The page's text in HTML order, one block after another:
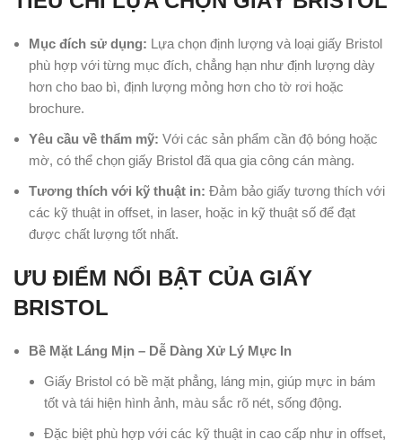
Mục đích sử dụng: Lựa chọn định lượng và loại giấy Bristol
phù hợp với từng mục đích, chẳng hạn như định lượng dày
hơn cho bao bì, định lượng mỏng hơn cho tờ rơi hoặc
brochure.
Yêu cầu về thẩm mỹ: Với các sản phẩm cần độ bóng hoặc
mờ, có thể chọn giấy Bristol đã qua gia công cán màng.
Tương thích với kỹ thuật in: Đảm bảo giấy tương thích với
các kỹ thuật in offset, in laser, hoặc in kỹ thuật số để đạt
được chất lượng tốt nhất.
ƯU ĐIỂM NỔI BẬT CỦA GIẤY
BRISTOL
Bề Mặt Láng Mịn – Dễ Dàng Xử Lý Mực In
Giấy Bristol có bề mặt phẳng, láng mịn, giúp mực in bám
tốt và tái hiện hình ảnh, màu sắc rõ nét, sống động.
Đặc biệt phù hợp với các kỹ thuật in cao cấp như in offset,